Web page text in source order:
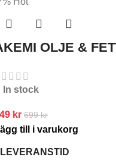
OLJE &
In stock
kr 699kr
till i varukorg
LEVERANSTID